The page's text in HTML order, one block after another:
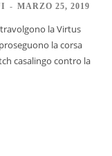
- MARZO 25, 2019
la Virtus
la corsa
casalingo contro la